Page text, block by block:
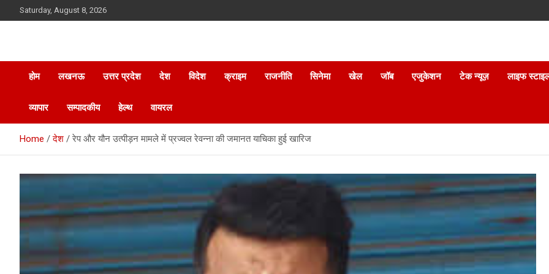
to
Saturday, August 8, 2026
होम लखनऊ उत्तर प्रदेश देश विदेश क्राइम राजनीति सिनेमा खेल जॉब एजुकेशन टेक न्यूज़ लाइफ
व्यापार सम्पादकीय हेल्थ वायरल
Home देश रेप और यौन उत्पीड़न मामले में प्रज्वल रेवन्ना की जमानत याचिका हुई खारिज